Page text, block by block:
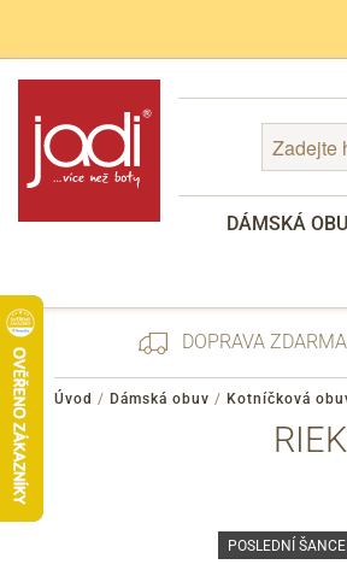
DÁMSKÁ
Zapomenuté heslo
DOPRAVA
Úvod / Dámská obuv / Kotníčková
POSLEDNÍ ŠANCE